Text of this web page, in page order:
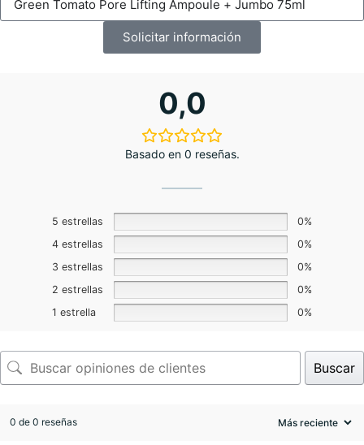
Solicitar información
0,0
Basado en 0 reseñas.
5 estrellas
0%
4 estrellas
0%
3 estrellas
0%
2 estrellas
0%
1 estrella
0%
Buscar
0 de 0 reseñas